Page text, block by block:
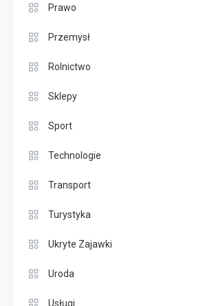
Prawo
Przemysł
Rolnictwo
Sklepy
Sport
Technologie
Transport
Turystyka
Ukryte Zajawki
Uroda
Usługi